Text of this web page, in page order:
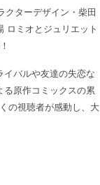
クターデザイン・柴田
ロミオとジュリエット
イバルや友達の失恋な
る原作コミックスの累
の視聴者が感動し、大